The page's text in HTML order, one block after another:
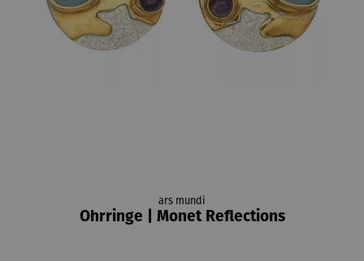
ars mundi
Ohrringe | Monet Reflections